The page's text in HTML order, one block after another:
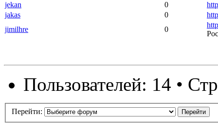
jekan
0
jakas
0
jimilhre
0
Пользователей: 14 •
Перейти: